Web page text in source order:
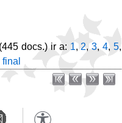
docs.) ir a: 1,2,3,4,5,
final